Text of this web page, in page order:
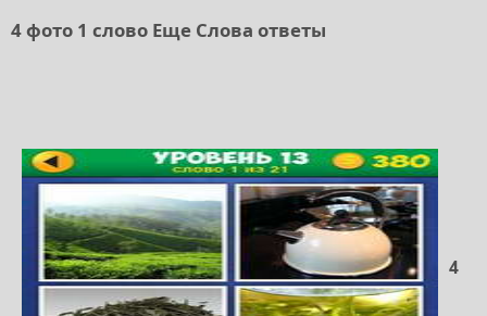
4 фото 1 слово Еще Слова ответы
4